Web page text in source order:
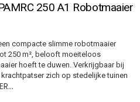
250 A1 Robotmaaier
compacte slimme robotmaaier
250 m², belooft moeiteloos
hoeft te duwen. Verkrijgbaar bij
zich op stedelijke tuinen